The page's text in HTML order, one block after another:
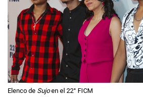
Elenco de Sujoen el 22° FICM